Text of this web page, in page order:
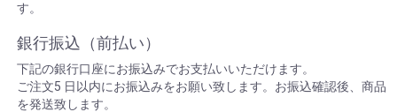
す。
銀行振込（前払い）
下記の銀行口座にお振込みでお支払いいただけます。
ご注文5 日以内にお振込みをお願い致します。お振込確認後、商品
を発送致します。